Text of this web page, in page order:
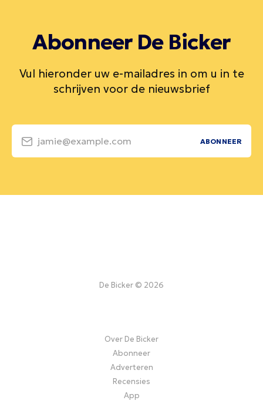
Abonneer De Bicker
Vul hieronder uw e-mailadres in om u in te
schrijven voor de nieuwsbrief
jamie@example.com ABONNEER
De Bicker © 2026
Over De Bicker
Abonneer
Adverteren
Recensies
App